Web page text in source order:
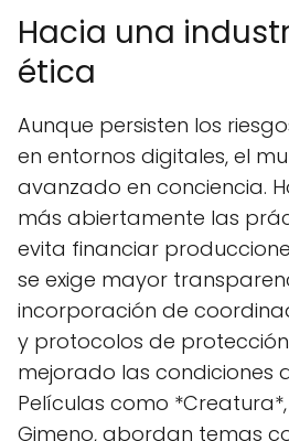
Hacia una
ética
Aunque persisten los
en entornos digitales, el
avanzado en conciencia.
más abiertamente las
evita financiar
se exige mayor
incorporación de
y protocolos de
mejorado las condiciones
Películas como
Gimeno, abordan temas